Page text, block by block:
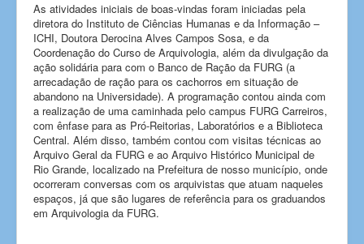
As atividades iniciais de boas-vindas foram iniciadas pela
diretora do Instituto de Ciências Humanas e da Informação –
ICHI, Doutora Derocina Alves Campos Sosa, e da
Coordenação do Curso de Arquivologia, além da divulgação da
ação solidária para com o Banco de Ração da FURG (a
arrecadação de ração para os cachorros em situação de
abandono na Universidade). A programação contou ainda com
a realização de uma caminhada pelo campus FURG Carreiros,
com ênfase para as Pró-Reitorias, Laboratórios e a Biblioteca
Central. Além disso, também contou com visitas técnicas ao
Arquivo Geral da FURG e ao Arquivo Histórico Municipal de
Rio Grande, localizado na Prefeitura de nosso município, onde
ocorreram conversas com os arquivistas que atuam naqueles
espaços, já que são lugares de referência para os graduandos
em Arquivologia da FURG.